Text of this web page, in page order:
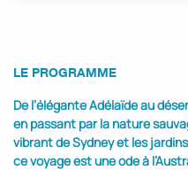
LE PROGRAMME
De l’élégante Adélaïde au
en passant par la nature
vibrant de Sydney et les
ce voyage est une ode à